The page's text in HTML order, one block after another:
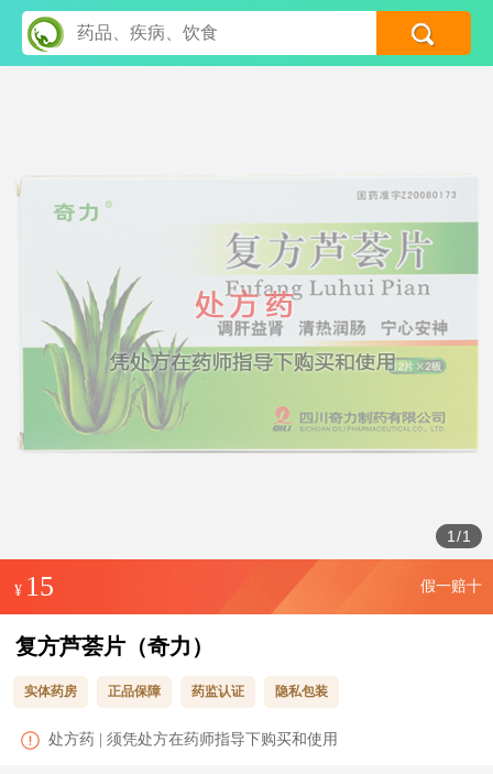
1 /1
¥ 15 假一赔十
复方芦荟片（奇力）
实体药房 正品保障 药监认证 隐私包装
处方药 | 须凭处方在药师指导下购买和使用